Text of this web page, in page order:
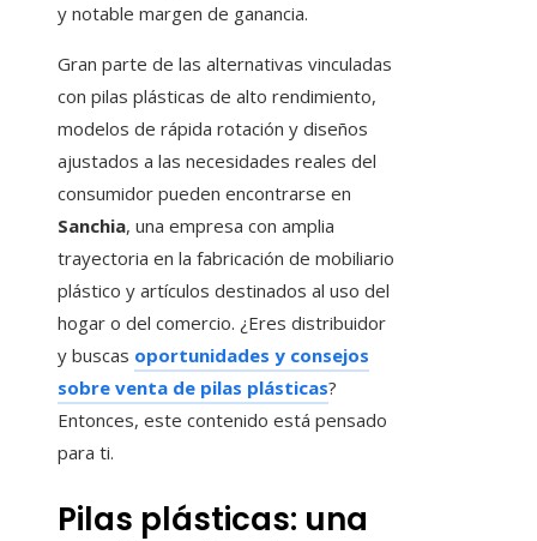
y notable margen de ganancia.
Gran parte de las alternativas vinculadas
con pilas plásticas de alto rendimiento,
modelos de rápida rotación y diseños
ajustados a las necesidades reales del
consumidor pueden encontrarse en
Sanchia, una empresa con amplia
trayectoria en la fabricación de mobiliario
plástico y artículos destinados al uso del
hogar o del comercio. ¿Eres distribuidor
y buscas oportunidades y consejos
sobre venta de pilas plásticas?
Entonces, este contenido está pensado
para ti.
Pilas plásticas: una